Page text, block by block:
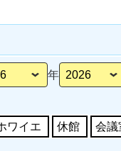
年
ワイエ 休館 会議